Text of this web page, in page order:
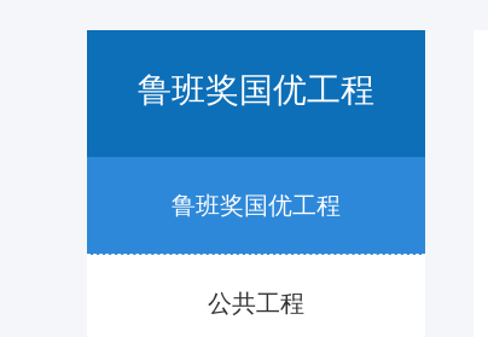
鲁班奖国优工程
鲁班奖国优工程
公共工程